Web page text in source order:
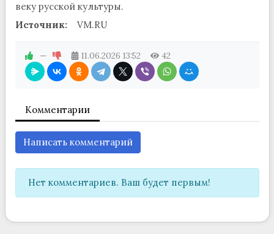
веку русской культуры.
Источник:
VM.RU
— 11.06.2026 13:52 42
Комментарии
Написать комментарий
Нет комментариев. Ваш будет первым!